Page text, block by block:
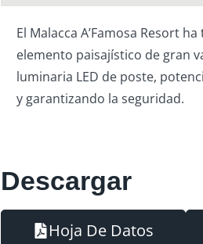
El Malacca A’Famosa Resort
elemento paisajístico de gran
luminaria LED de poste,
y garantizando la seguridad.
Descargar
Hoja De Datos